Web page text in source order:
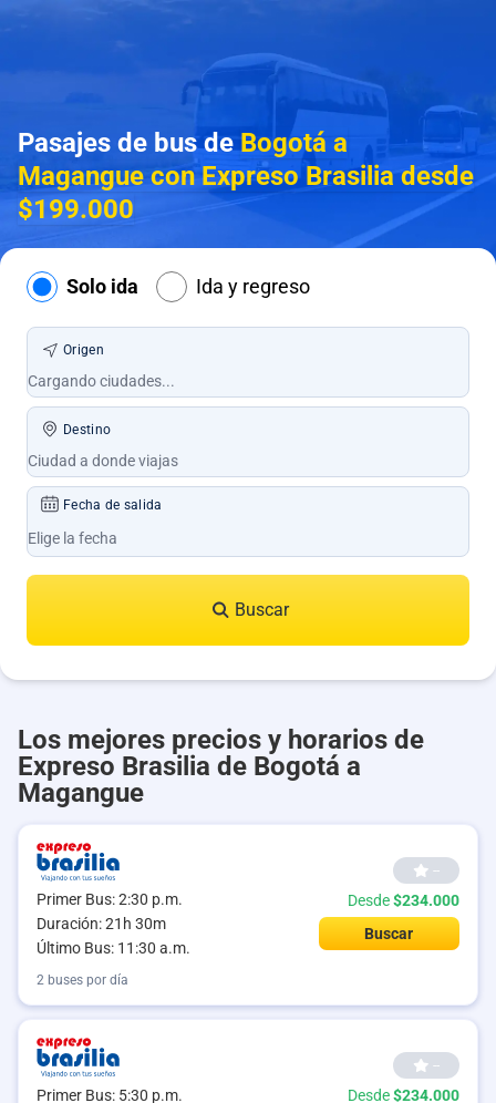
Pasajes de bus deBogotá a
Magangue con Expreso Brasilia desde
$199.000
Solo ida Ida y regreso
Origen
Destino
Fecha de salida
Buscar
Los mejores precios y horarios de
Expreso Brasilia de Bogotá a
Magangue
Primer Bus: 2:30 p.m.
Duración: 21h 30m
Último Bus: 11:30 a.m.
--
Desde$234.000
Buscar
2 buses por día
Primer Bus: 5:30 p.m.
--
Desde$234.000